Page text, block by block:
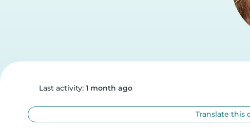
Last activity: 1 month ago
Translate this